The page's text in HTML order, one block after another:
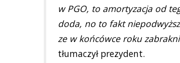
w PGO, to amortyzacja od
doda, no to fakt
ze w końcówce roku
tłumaczył prezydent.